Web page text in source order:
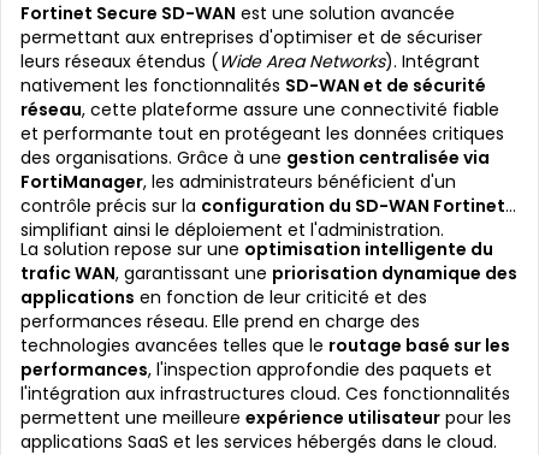
Fortinet Secure SD-WAN est une solution avancée
permettant aux entreprises d'optimiser et de sécuriser
leurs réseaux étendus (Wide Area Networks). Intégrant
nativement les fonctionnalités SD-WAN et de sécurité
réseau, cette plateforme assure une connectivité fiable
et performante tout en protégeant les données critiques
des organisations. Grâce à une gestion centralisée via
FortiManager, les administrateurs bénéficient d'un
contrôle précis sur la configuration du SD-WAN Fortinet,
simplifiant ainsi le déploiement et l'administration.
La solution repose sur une optimisation intelligente du
trafic WAN, garantissant une priorisation dynamique des
applications en fonction de leur criticité et des
performances réseau. Elle prend en charge des
technologies avancées telles que le routage basé sur les
performances, l'inspection approfondie des paquets et
l'intégration aux infrastructures cloud. Ces fonctionnalités
permettent une meilleure expérience utilisateur pour les
applications SaaS et les services hébergés dans le cloud.